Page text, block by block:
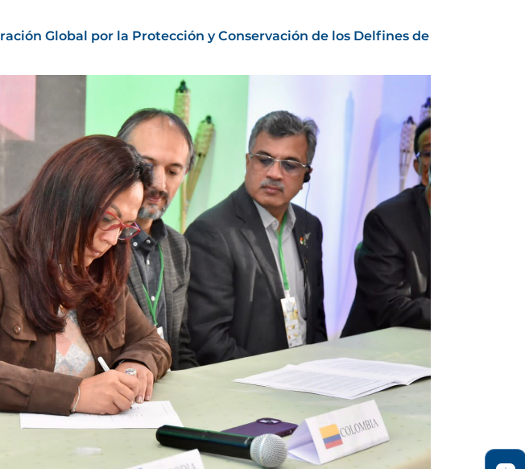
Global por la Protección y Conservación de los Delfines de